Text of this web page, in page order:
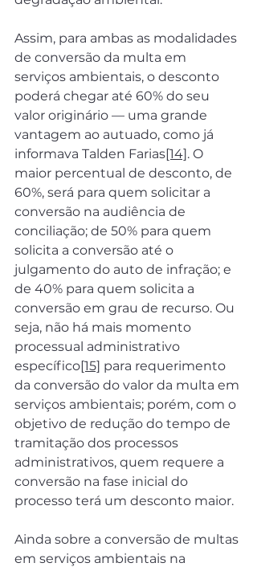
Assim, para ambas as modalidades
de conversão da multa em
serviços ambientais, o desconto
poderá chegar até 60% do seu
valor originário — uma grande
vantagem ao autuado, como já
informava Talden Farias[14]. O
maior percentual de desconto, de
60%, será para quem solicitar a
conversão na audiência de
conciliação; de 50% para quem
solicita a conversão até o
julgamento do auto de infração; e
de 40% para quem solicita a
conversão em grau de recurso. Ou
seja, não há mais momento
processual administrativo
específico[15] para requerimento
da conversão do valor da multa em
serviços ambientais; porém, com o
objetivo de redução do tempo de
tramitação dos processos
administrativos, quem requere a
conversão na fase inicial do
processo terá um desconto maior.
Ainda sobre a conversão de multas
em serviços ambientais na